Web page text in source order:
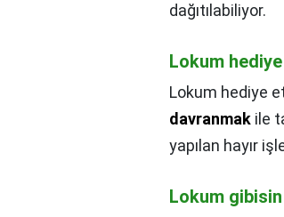
dağıtılabiliyor.
Lokum
Lokum hediye
davranmak ile
yapılan hayır
Lokum